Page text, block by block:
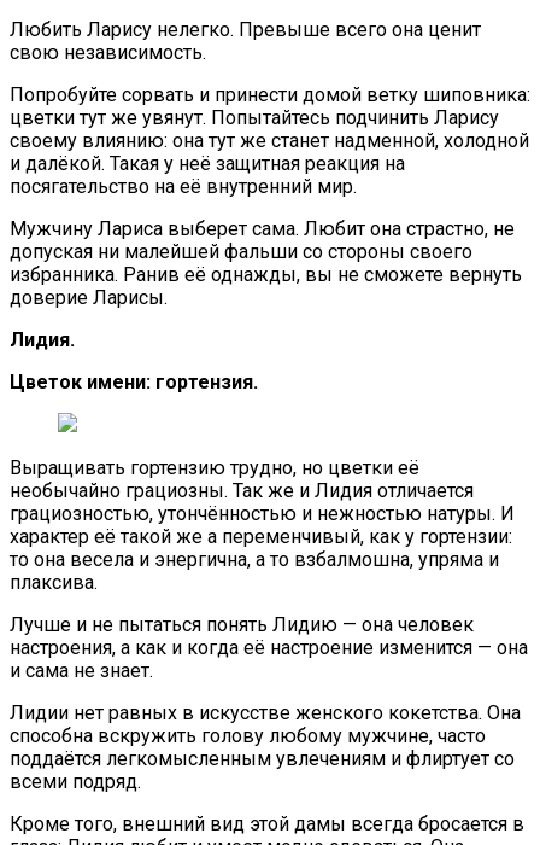
Любить Ларису нелегко. Превыше всего она ценит
свою независимость.
Попробуйте сорвать и принести домой ветку шиповника:
цветки тут же увянут. Попытайтесь подчинить Ларису
своему влиянию: она тут же станет надменной, холодной
и далёкой. Такая у неё защитная реакция на
посягательство на её внутренний мир.
Мужчину Лариса выберет сама. Любит она страстно, не
допуская ни малейшей фальши со стороны своего
избранника. Ранив её однажды, вы не сможете вернуть
доверие Ларисы.
Лидия.
Цветок имени: гортензия.
Выращивать гортензию трудно, но цветки её
необычайно грациозны. Так же и Лидия отличается
грациозностью, утончённостью и нежностью натуры. И
характер её такой же а переменчивый, как у гортензии:
то она весела и энергична, а то взбалмошна, упряма и
плаксива.
Лучше и не пытаться понять Лидию — она человек
настроения, а как и когда её настроение изменится — она
и сама не знает.
Лидии нет равных в искусстве женского кокетства. Она
способна вскружить голову любому мужчине, часто
поддаётся легкомысленным увлечениям и флиртует со
всеми подряд.
Кроме того, внешний вид этой дамы всегда бросается в